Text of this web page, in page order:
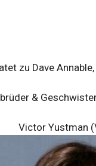
zu Dave
&
Victor Yustman